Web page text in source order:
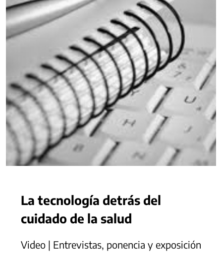
La tecnología detrás del
cuidado de la salud
Video | Entrevistas, ponencia y exposición